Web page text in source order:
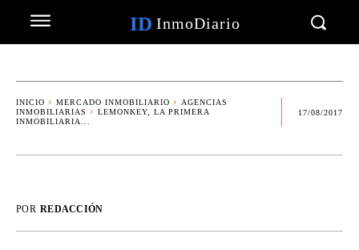
ID InmoDiario
INICIO MERCADO INMOBILIARIO
AGENCIAS
INMOBILIARIAS
LEMONKEY, LA PRIMERA
INMOBILIARIA...
17/08/2017
POR REDACCIÓN